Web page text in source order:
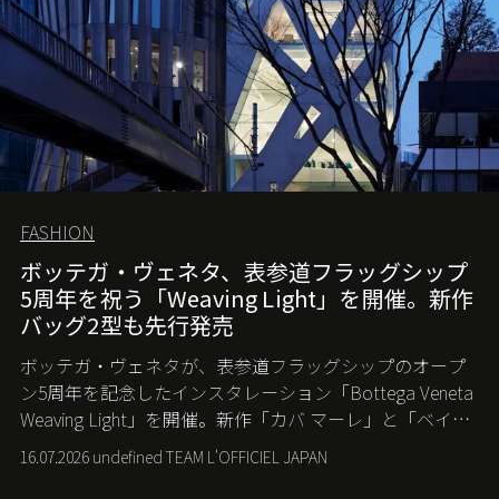
FASHION
ボッテガ・ヴェネタ、表参道フラッグシップ
5周年を祝う「Weaving Light」を開催。新作
バッグ2型も先行発売
ボッテガ・ヴェネタが、表参道フラッグシップのオープ
ン5周年を記念したインスタレーション「Bottega Veneta
Weaving Light」を開催。新作「カバ マーレ」と「ベイビ
ー カンパーナ」も先行発売する。
16.07.2026 undefined TEAM L'OFFICIEL JAPAN